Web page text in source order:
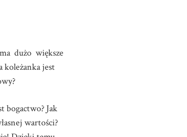
dużo większe
koleżanka jest
bogactwo? Jak
wartości?